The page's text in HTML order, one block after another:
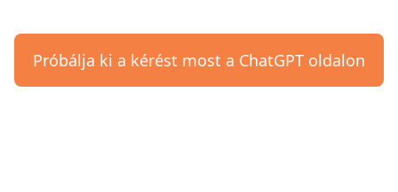
Próbálja ki a kérést most a ChatGPT oldalon